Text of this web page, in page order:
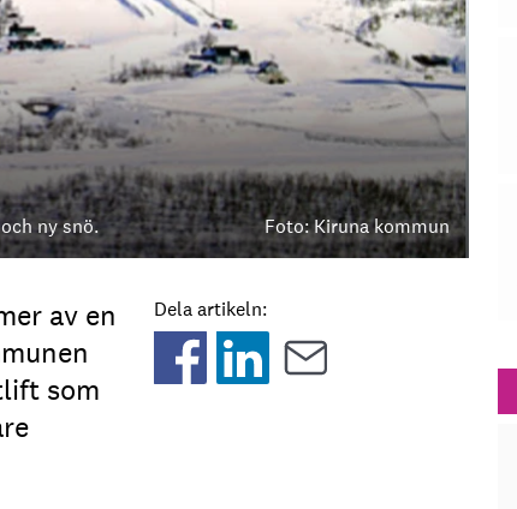
ny snö. Foto: Kiruna kommun
av en
som
Dela artikeln: